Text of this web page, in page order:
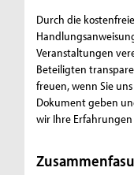
Durch die
Veranstaltungen
Beteiligten
freuen, wenn Sie
Dokument geben
wir Ihre